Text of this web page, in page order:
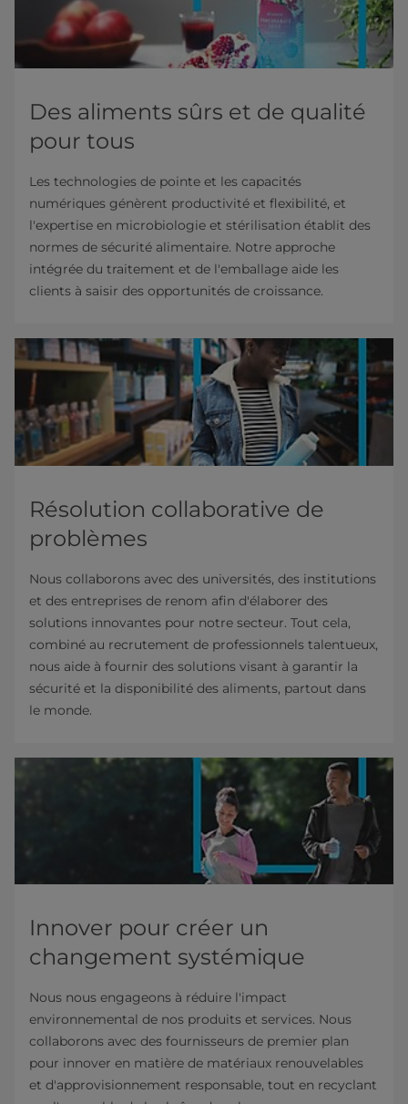
Des aliments sûrs et de qualité
pour tous
Les technologies de pointe et les capacités
numériques génèrent productivité et flexibilité, et
l'expertise en microbiologie et stérilisation établit des
normes de sécurité alimentaire. Notre approche
intégrée du traitement et de l'emballage aide les
clients à saisir des opportunités de croissance.
Résolution collaborative de
problèmes
Nous collaborons avec des universités, des institutions
et des entreprises de renom afin d'élaborer des
solutions innovantes pour notre secteur. Tout cela,
combiné au recrutement de professionnels talentueux,
nous aide à fournir des solutions visant à garantir la
sécurité et la disponibilité des aliments, partout dans
le monde.
Innover pour créer un
changement systémique
Nous nous engageons à réduire l'impact
environnemental de nos produits et services. Nous
collaborons avec des fournisseurs de premier plan
pour innover en matière de matériaux renouvelables
et d'approvisionnement responsable, tout en recyclant